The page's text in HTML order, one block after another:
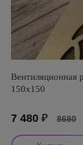
Вентиляционная
150х150
7 480 ₽ 8680